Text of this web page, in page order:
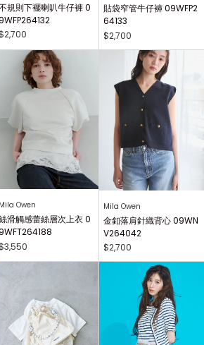
規則下襬喇叭牛仔褲 0
9WFP264132
貼袋窄管牛仔褲 09WFP2
64133
$2,700
Mila Owen
滑觸感蕾絲層次上衣 0
9WFT264188
Mila Owen
金釦落肩針織背心 09WN
V264042
$2,700